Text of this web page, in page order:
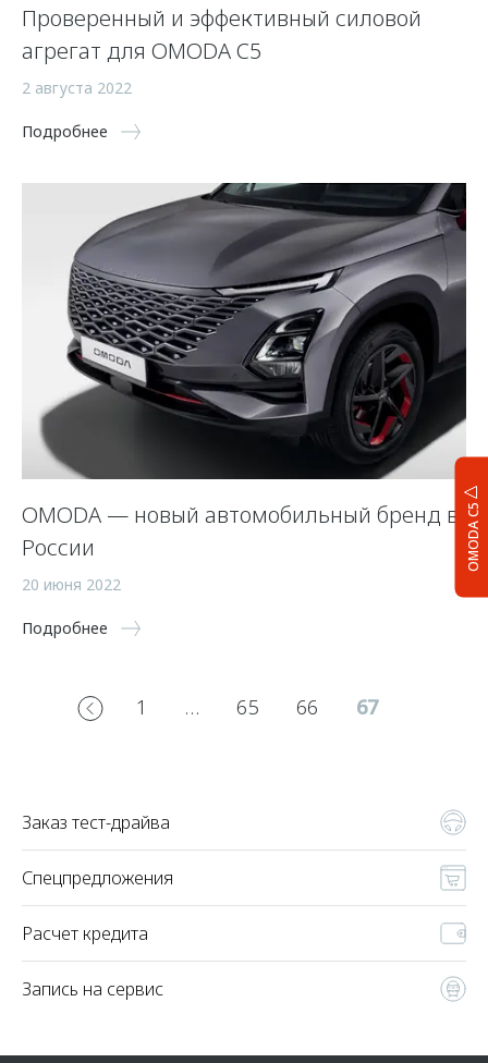
OMODA C5
Проверенный и эффективный силовой
агрегат для OMODA C5
2 августа 2022
Подробнее
OMODA — новый автомобильный бренд в
России
20 июня 2022
Подробнее
1 … 65 66 67
Заказ тест-драйва
Спецпредложения
Расчет кредита
Запись на сервис